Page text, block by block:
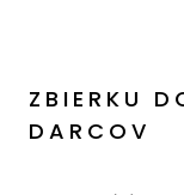
ZBIERKU
DARCOV